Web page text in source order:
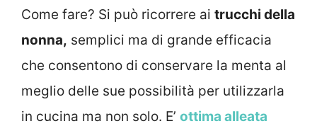
Come fare? Si può ricorrere ai trucchi della
nonna, semplici ma di grande efficacia
che consentono di conservare la menta al
meglio delle sue possibilità per utilizzarla
in cucina ma non solo. E’ ottima alleata